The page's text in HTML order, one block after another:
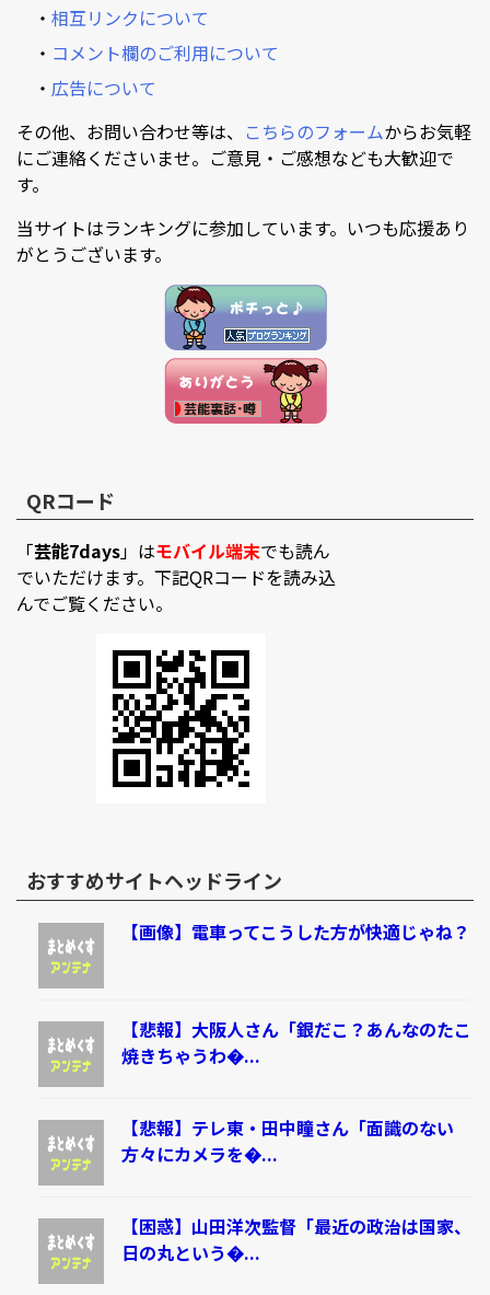
・ 相互リンクについて
・ コメント欄のご利用について
・ 広告について
その他、お問い合わせ等は、 こちらのフォームからお気軽
にご連絡くださいませ。ご意見・ご感想なども大歓迎で
す。
当サイトはランキングに参加しています。いつも応援あり
がとうございます。
QRコード
「芸能7days」はモバイル端末でも読ん
でいただけます。下記QRコードを読み込
んでご覧ください。
おすすめサイトヘッドライン
【画像】電車ってこうした方が快適じゃね？
【悲報】大阪人さん「銀だこ？あんなのたこ
焼きちゃうわ�...
【悲報】テレ東・田中瞳さん「面識のない
方々にカメラを�...
【困惑】山田洋次監督「最近の政治は国家、
日の丸という�...